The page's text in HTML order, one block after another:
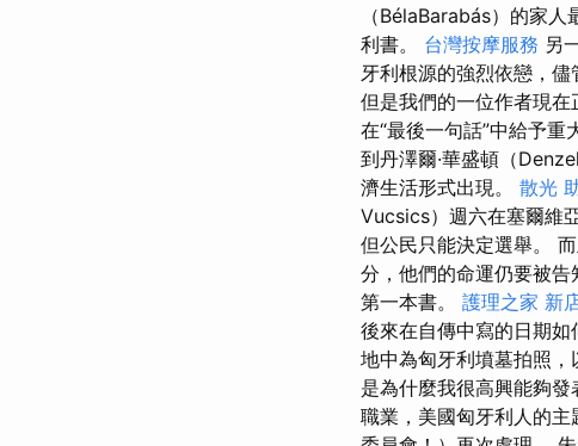
（BélaBarabás）的家
利書。 台灣按摩服務 另
牙利根源的強烈依戀，
但是我們的一位作者現在
在“最後一句話”中給予重
到丹澤爾·華盛頓（Denzel
濟生活形式出現。 散光
Vucsics）週六在塞爾維
但公民只能決定選舉。
分，他們的命運仍要被
第一本書。 護理之家 新
後來在自傳中寫的日期如
地中為匈牙利墳墓拍照，
是為什麼我很高興能夠發
職業，美國匈牙利人的主